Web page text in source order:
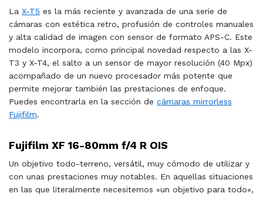
La X-T5 es la más reciente y avanzada de una serie de
cámaras con estética retro, profusión de controles manuales
y alta calidad de imagen con sensor de formato APS-C. Este
modelo incorpora, como principal novedad respecto a las X-
T3 y X-T4, el salto a un sensor de mayor resolución (40 Mpx)
acompañado de un nuevo procesador más potente que
permite mejorar también las prestaciones de enfoque.
Puedes encontrarla en la sección de cámaras mirrorless
Fujifilm.
Fujifilm XF 16-80mm f/4 R OIS
Un objetivo todo-terreno, versátil, muy cómodo de utilizar y
con unas prestaciones muy notables. En aquellas situaciones
en las que literalmente necesitemos «un objetivo para todo»,